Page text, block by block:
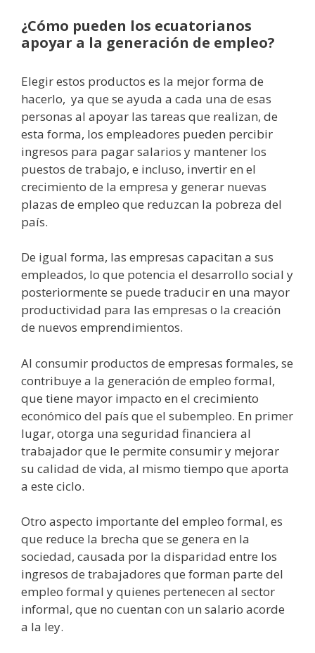
¿Cómo pueden los ecuatorianos
apoyar a la generación de empleo?
Elegir estos productos es la mejor forma de
hacerlo, ya que se ayuda a cada una de esas
personas al apoyar las tareas que realizan, de
esta forma, los empleadores pueden percibir
ingresos para pagar salarios y mantener los
puestos de trabajo, e incluso, invertir en el
crecimiento de la empresa y generar nuevas
plazas de empleo que reduzcan la pobreza del
país.
De igual forma, las empresas capacitan a sus
empleados, lo que potencia el desarrollo social y
posteriormente se puede traducir en una mayor
productividad para las empresas o la creación
de nuevos emprendimientos.
Al consumir productos de empresas formales, se
contribuye a la generación de empleo formal,
que tiene mayor impacto en el crecimiento
económico del país que el subempleo. En primer
lugar, otorga una seguridad financiera al
trabajador que le permite consumir y mejorar
su calidad de vida, al mismo tiempo que aporta
a este ciclo.
Otro aspecto importante del empleo formal, es
que reduce la brecha que se genera en la
sociedad, causada por la disparidad entre los
ingresos de trabajadores que forman parte del
empleo formal y quienes pertenecen al sector
informal, que no cuentan con un salario acorde
a la ley.